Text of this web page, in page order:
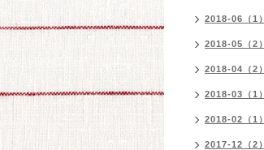
2018-06（1）
2018-05（2）
2018-04（2）
2018-03（1）
2018-02（1）
2017-12（2）